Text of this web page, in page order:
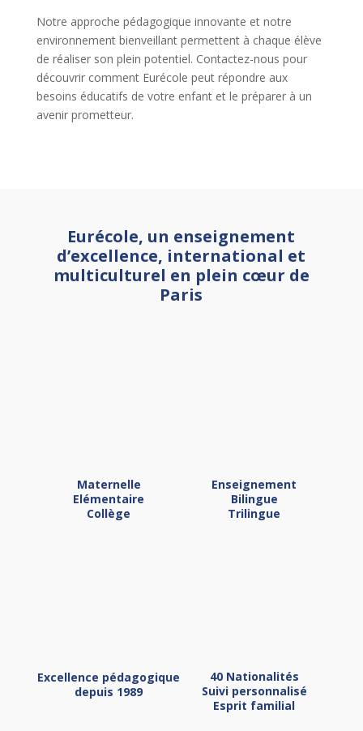
Notre approche pédagogique innovante et notre
environnement bienveillant permettent à chaque élève
de réaliser son plein potentiel. Contactez-nous pour
découvrir comment Eurécole peut répondre aux
besoins éducatifs de votre enfant et le préparer à un
avenir prometteur.
Eurécole, un enseignement
d’excellence, international et
multiculturel en plein cœur de
Paris
Maternelle
Elémentaire
Collège
Enseignement
Bilingue
Trilingue
Excellence pédagogique
depuis 1989
40 Nationalités
Suivi personnalisé
Esprit familial